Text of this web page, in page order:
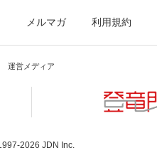
メルマガ 利用規約
運営メディア
2026 JDN Inc.